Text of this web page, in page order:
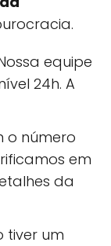
equipe
24h. A
o número
em
da
tiver um